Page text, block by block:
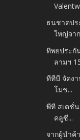
ธนชาตปร
ใหญ่จา
ทิพยประกั
ลามฯ
ทีทีบี จัดง
โมช...
พีที สเตชั่
คลูซี...
จากผู้นำค้